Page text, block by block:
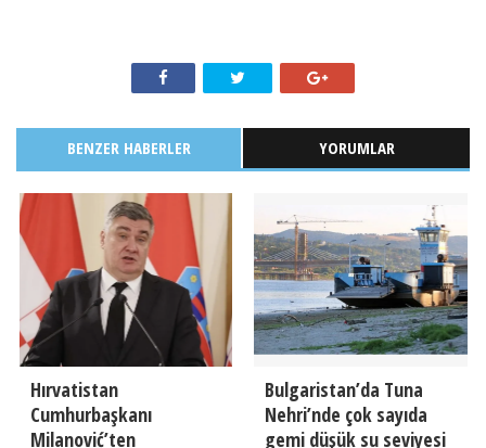
BENZER HABERLER YORUMLAR
Hırvatistan
Cumhurbaşkanı
Milanović’ten
Bulgaristan’da Tuna
Nehri’nde çok sayıda
gemi düşük su seviyesi